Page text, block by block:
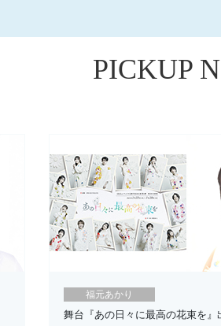
PICKUP
福元あかり
舞台『あの日々に最高の花束を』